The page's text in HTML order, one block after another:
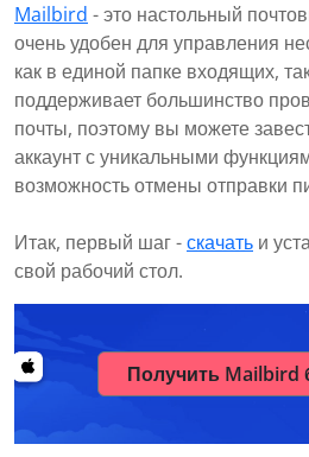
Mailbird - это настольный
очень удобен для управления
как в единой папке входящих,
поддерживает большинство
почты, поэтому вы можете
аккаунт с уникальными
возможность отмены отправки
Итак, первый шаг -скачать и
свой рабочий стол.
Получить Mailbird